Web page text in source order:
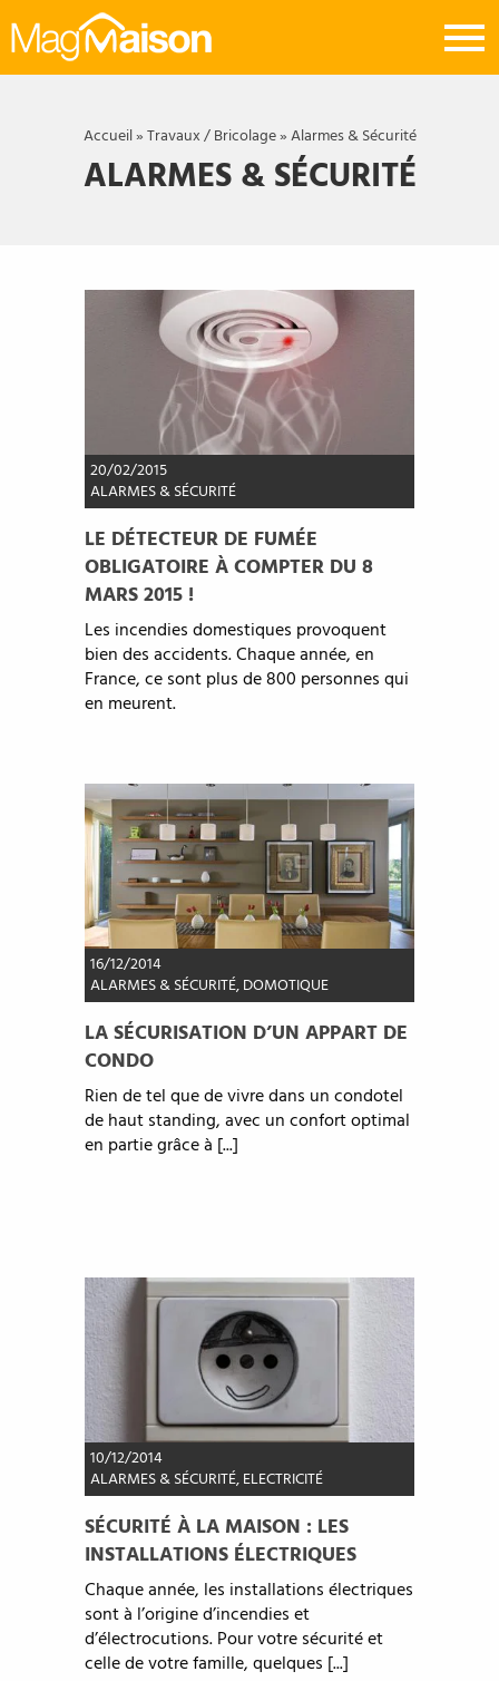
Mag
Maison
Accueil»Travaux / Bricolage»Alarmes & Sécurité
ALARMES & SÉCURITÉ
20/02/2015
ALARMES & SÉCURITÉ
LE DÉTECTEUR DE FUMÉE
OBLIGATOIRE À COMPTER DU 8
MARS 2015 !
Les incendies domestiques provoquent
bien des accidents. Chaque année, en
France, ce sont plus de 800 personnes qui
en meurent.
16/12/2014
ALARMES & SÉCURITÉ,DOMOTIQUE
LA SÉCURISATION D’UN APPART DE
CONDO
Rien de tel que de vivre dans un condotel
de haut standing, avec un confort optimal
en partie grâce à [...]
10/12/2014
ALARMES & SÉCURITÉ,ELECTRICITÉ
SÉCURITÉ À LA MAISON : LES
INSTALLATIONS ÉLECTRIQUES
Chaque année, les installations électriques
sont à l’origine d’incendies et
d’électrocutions. Pour votre sécurité et
celle de votre famille, quelques [...]